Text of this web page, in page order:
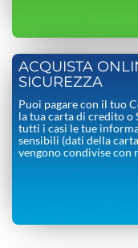
ACQUISTA
SICUREZZA
Puoi pagare con il tuo
la tua carta di credito o
tutti i casi le tue
sensibili (dati della
vengono condivise con